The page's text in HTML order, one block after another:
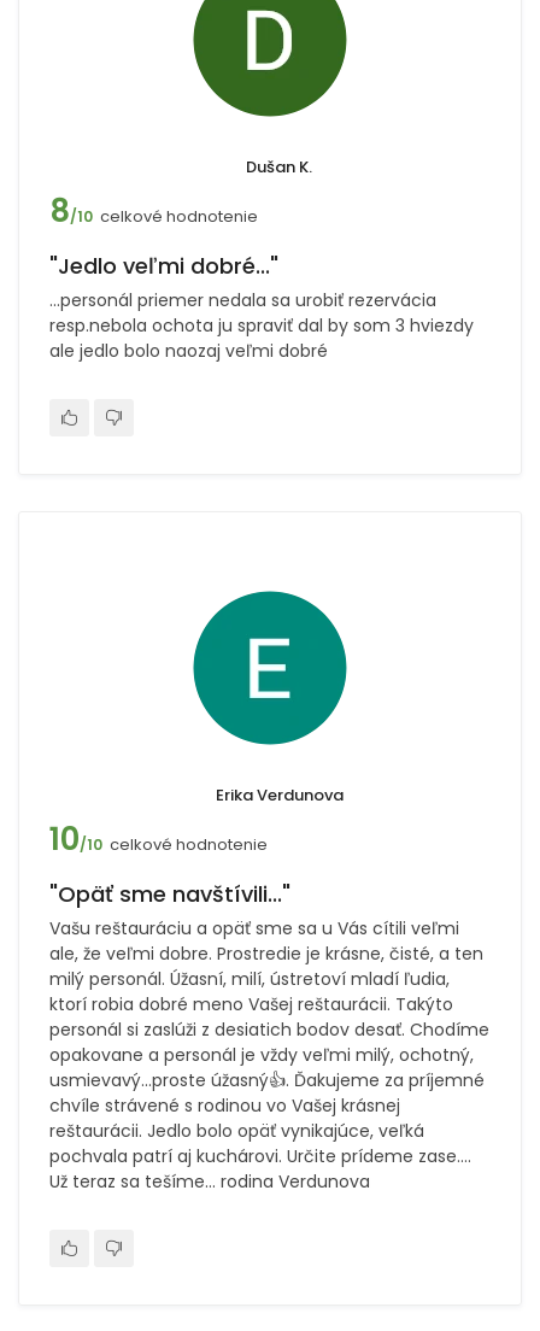
Dušan K.
8/10 celkové hodnotenie
"Jedlo veľmi dobré..."
...personál priemer nedala sa urobiť rezervácia
resp.nebola ochota ju spraviť dal by som 3 hviezdy
ale jedlo bolo naozaj veľmi dobré
Erika Verdunova
10/10 celkové hodnotenie
"Opäť sme navštívili..."
Vašu reštauráciu a opäť sme sa u Vás cítili veľmi
ale, že veľmi dobre. Prostredie je krásne, čisté, a ten
milý personál. Úžasní, milí, ústretoví mladí ľudia,
ktorí robia dobré meno Vašej reštaurácii. Takýto
personál si zaslúži z desiatich bodov desať. Chodíme
opakovane a personál je vždy veľmi milý, ochotný,
usmievavý...proste úžasný👍. Ďakujeme za príjemné
chvíle strávené s rodinou vo Vašej krásnej
reštaurácii. Jedlo bolo opäť vynikajúce, veľká
pochvala patrí aj kuchárovi. Určite prídeme zase....
Už teraz sa tešíme... rodina Verdunova